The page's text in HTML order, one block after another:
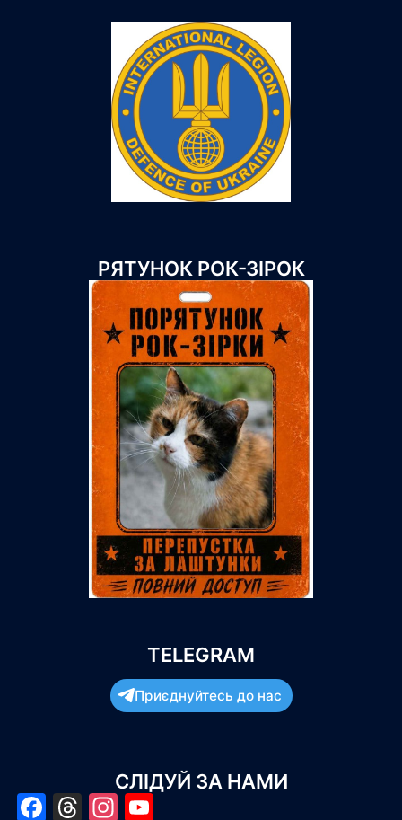
РЯТУНОК РОК-ЗІРОК
TELEGRAM
Приєднуйтесь до нас
СЛІДУЙ ЗА НАМИ
Facebook
Threads
Instagram